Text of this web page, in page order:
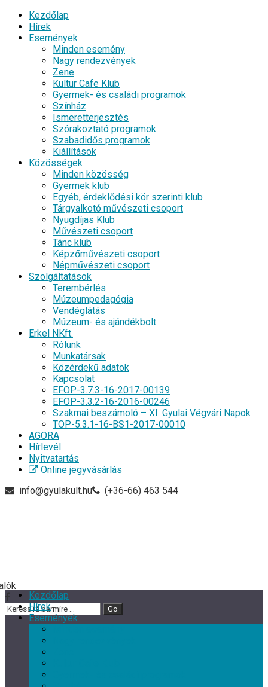
Kezdőlap
Hírek
Események
Minden esemény
Nagy rendezvények
Zene
Kultur Cafe Klub
Gyermek- és családi programok
Színház
Ismeretterjesztés
Szórakoztató programok
Szabadidős programok
Kiállítások
Közösségek
Minden közösség
Gyermek klub
Egyéb, érdeklődési kör szerinti klub
Tárgyalkotó művészeti csoport
Nyugdíjas Klub
Művészeti csoport
Tánc klub
Képzőművészeti csoport
Népművészeti csoport
Szolgáltatások
Terembérlés
Múzeumpedagógia
Vendéglátás
Múzeum- és ajándékbolt
Erkel NKft.
Rólunk
Munkatársak
Közérdekű adatok
Kapcsolat
EFOP-3.7.3-16-2017-00139
EFOP-3.3.2-16-2016-00246
Szakmai beszámoló – XI. Gyulai Végvári Napok
TOP-5.3.1-16-BS1-2017-00010
AGORA
Hírlevél
Nyitvatartás
Online jegyvásárlás
info@gyulakult.hu
(+36-66) 463 544
Kezdőlap
Hírek
Események